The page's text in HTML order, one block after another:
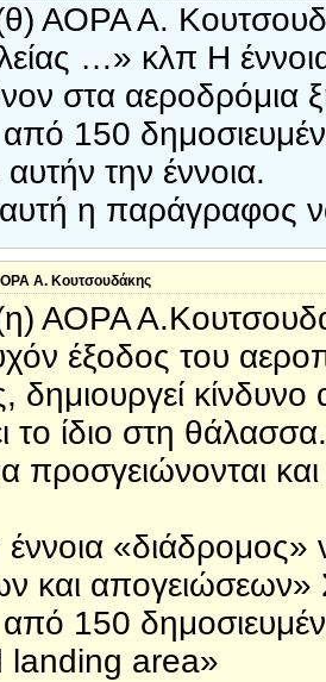
ΑΟΡΑ Α.
…» κλπ Η
στα αεροδρόμια
από 150
την έννοια.
η παράγραφος
Α. Κουτσουδάκης
ΑΟΡΑ
έξοδος του
δημιουργεί κίνδυνο
το ίδιο στη
προσγειώνονται
έννοια
και
150
landing area»